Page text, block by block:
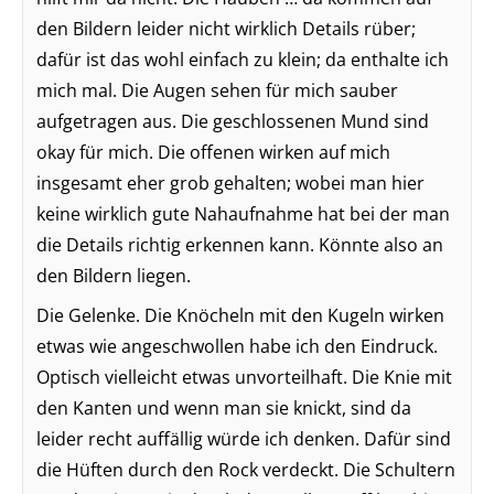
den Bildern leider nicht wirklich Details rüber;
dafür ist das wohl einfach zu klein; da enthalte ich
mich mal. Die Augen sehen für mich sauber
aufgetragen aus. Die geschlossenen Mund sind
okay für mich. Die offenen wirken auf mich
insgesamt eher grob gehalten; wobei man hier
keine wirklich gute Nahaufnahme hat bei der man
die Details richtig erkennen kann. Könnte also an
den Bildern liegen.
Die Gelenke. Die Knöcheln mit den Kugeln wirken
etwas wie angeschwollen habe ich den Eindruck.
Optisch vielleicht etwas unvorteilhaft. Die Knie mit
den Kanten und wenn man sie knickt, sind da
leider recht auffällig würde ich denken. Dafür sind
die Hüften durch den Rock verdeckt. Die Schultern